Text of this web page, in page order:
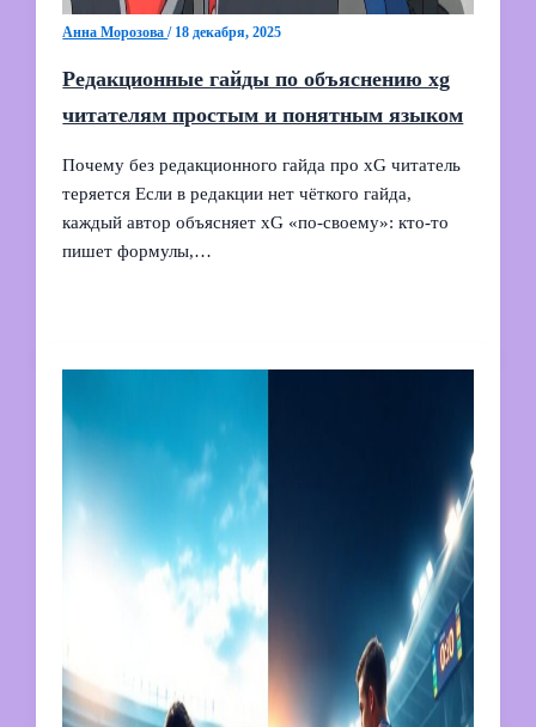
Анна Морозова/ 18 декабря, 2025
Редакционные гайды по объяснению xg
читателям простым и понятным языком
Почему без редакционного гайда про xG читатель
теряется Если в редакции нет чёткого гайда,
каждый автор объясняет xG «по‑своему»: кто-то
пишет формулы,…